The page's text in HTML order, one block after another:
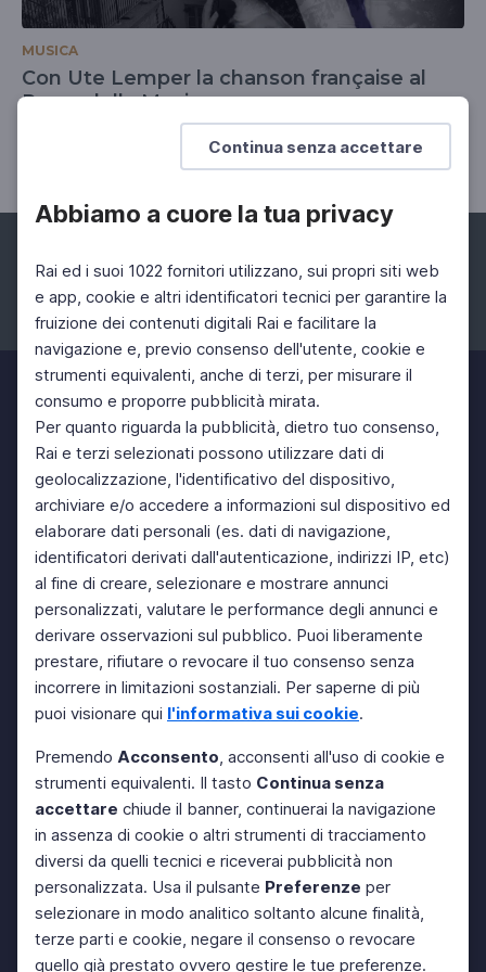
Continua senza accettare
Abbiamo a cuore la tua privacy
Rai ed i suoi 1022 fornitori utilizzano, sui propri siti web
e app, cookie e altri identificatori tecnici per garantire la
fruizione dei contenuti digitali Rai e facilitare la
navigazione e, previo consenso dell'utente, cookie e
strumenti equivalenti, anche di terzi, per misurare il
consumo e proporre pubblicità mirata.
Per quanto riguarda la pubblicità, dietro tuo consenso,
Rai e terzi selezionati possono utilizzare dati di
geolocalizzazione, l'identificativo del dispositivo,
archiviare e/o accedere a informazioni sul dispositivo ed
elaborare dati personali (es. dati di navigazione,
identificatori derivati dall'autenticazione, indirizzi IP, etc)
al fine di creare, selezionare e mostrare annunci
personalizzati, valutare le performance degli annunci e
derivare osservazioni sul pubblico. Puoi liberamente
prestare, rifiutare o revocare il tuo consenso senza
incorrere in limitazioni sostanziali. Per saperne di più
puoi visionare qui l'informativa sui cookie.
Premendo Acconsento, acconsenti all'uso di cookie e
strumenti equivalenti. Il tasto Continua senza
accettare chiude il banner, continuerai la navigazione
in assenza di cookie o altri strumenti di tracciamento
diversi da quelli tecnici e riceverai pubblicità non
personalizzata. Usa il pulsante Preferenze per
selezionare in modo analitico soltanto alcune finalità,
terze parti e cookie, negare il consenso o revocare
quello già prestato ovvero gestire le tue preferenze.
MUSICA
Con Ute Lemper la chanson française al
Parco della Musica
18 Apr 2026 > 24 Apr 2026
Facebook Instagram Twitter